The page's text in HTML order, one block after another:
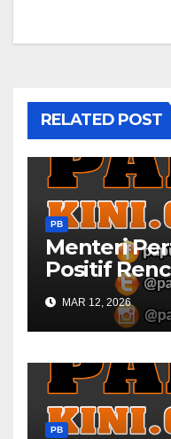
RELATED POST
PB
Menteri
Positif
Sawah dan
Barat
MAR 12, 2026
PB